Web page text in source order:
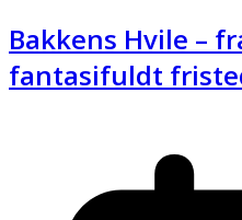
Bakkens Hvile –
fantasifuldt